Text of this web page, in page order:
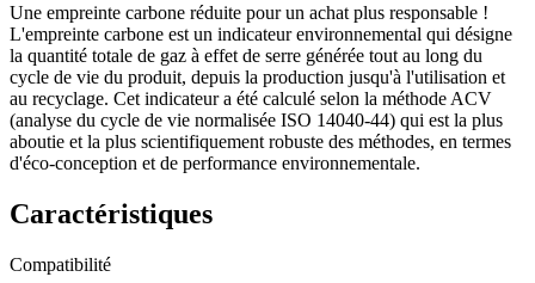
Une empreinte carbone réduite pour un achat plus responsable !
L'empreinte carbone est un indicateur environnemental qui désigne
la quantité totale de gaz à effet de serre générée tout au long du
cycle de vie du produit, depuis la production jusqu'à l'utilisation et
au recyclage. Cet indicateur a été calculé selon la méthode ACV
(analyse du cycle de vie normalisée ISO 14040-44) qui est la plus
aboutie et la plus scientifiquement robuste des méthodes, en termes
d'éco-conception et de performance environnementale.
Caractéristiques
Compatibilité